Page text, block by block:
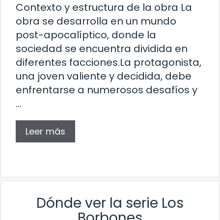
Contexto y estructura de la obra La
obra se desarrolla en un mundo
post-apocalíptico, donde la
sociedad se encuentra dividida en
diferentes facciones.La protagonista,
una joven valiente y decidida, debe
enfrentarse a numerosos desafíos y
…
Leer más
Dónde ver la serie Los